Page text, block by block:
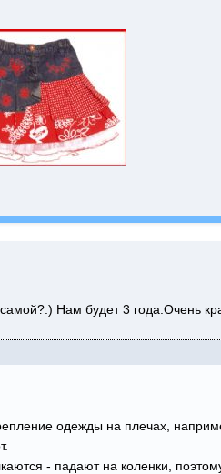
Нам будет 3 года.Очень
одежды на плечах,
- падают на коленки,